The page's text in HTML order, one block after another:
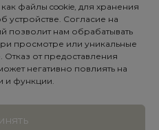
файлы cookie, для хранения
устройстве. Согласие на
позволит нам обрабатывать
просмотре или уникальные
Отказ от предоставления
негативно повлиять на
и функции.
файлов cookie